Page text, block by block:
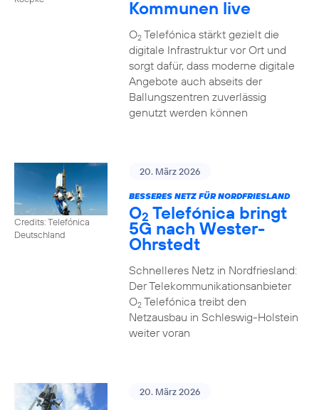
Kommunen live
O2Telefónica stärkt gezielt die
digitale Infrastruktur vor Ort und
sorgt dafür, dass moderne digitale
Angebote auch abseits der
Ballungszentren zuverlässig
genutzt werden können
Credits: Telefónica
Deutschland
20. März 2026
BESSERES NETZ FÜR NORDFRIESLAND
O2 Telefónica bringt
5G nach Wester-
Ohrstedt
Schnelleres Netz in Nordfriesland:
Der Telekommunikationsanbieter
O2Telefónica treibt den
Netzausbau in Schleswig-Holstein
weiter voran
20. März 2026